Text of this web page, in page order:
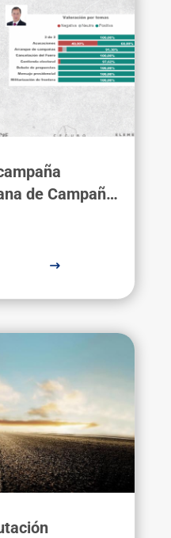
de Campaña